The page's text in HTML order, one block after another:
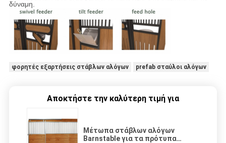
δύναμη.
φορητές εξαρτήσεις στάβλων αλόγων prefab σταύλοι αλόγων
Αποκτήστε την καλύτερη τιμή για
Μέτωπα στάβλων αλόγων
Barnstable για τα πρότυπα